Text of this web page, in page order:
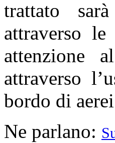
trattato
attraverso
attenzione
attraverso
bordo di
Ne parlano: